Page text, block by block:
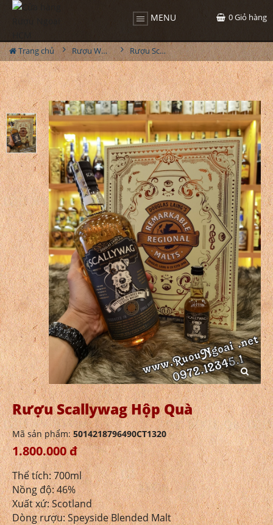
MENU 0Giỏ hàng
Trang chủ Rượu Whisky Rượu Scallywag Hộp Quà
Rượu Scallywag Hộp Quà
Mã sản phẩm:5014218796490CT1320
1.800.000 đ
Thể tích: 700ml
Nồng độ: 46%
Xuất xứ: Scotland
Dòng rượu: Speyside Blended Malt